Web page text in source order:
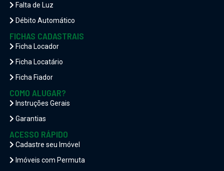
Falta de Luz
Débito Automático
FICHAS CADASTRAIS
Ficha Locador
Ficha Locatário
Ficha Fiador
COMO ALUGAR?
Instruções Gerais
Garantias
ACESSO RÁPIDO
Cadastre seu Imóvel
Imóveis com Permuta